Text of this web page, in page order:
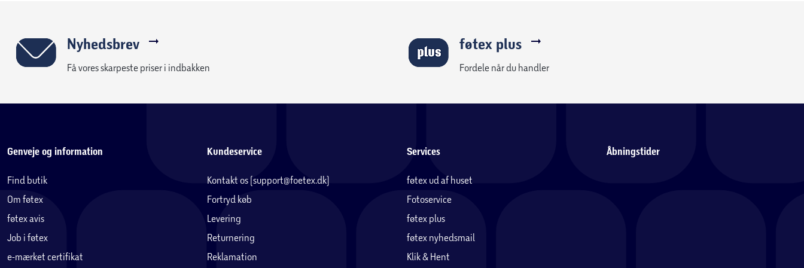
Nyhedsbrev
Få vores skarpeste priser i indbakken
føtex plus
Fordele når du handler
Genveje og information
Find butik
Om føtex
føtex avis
Job i føtex
e-mærket certifikat
Kundeservice
Kontakt os (support@foetex.dk)
Fortryd køb
Levering
Returnering
Reklamation
Services
føtex ud af huset
Fotoservice
føtex plus
føtex nyhedsmail
Klik & Hent
Åbningstider